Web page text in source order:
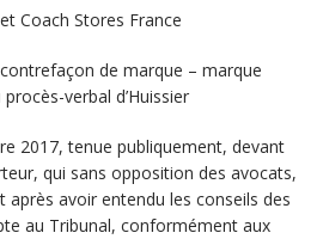
Coach Stores France
de marque – marque
verbal d’Huissier
2017, tenue publiquement, devant
qui sans opposition des avocats,
après avoir entendu les conseils des
au Tribunal, conformément aux